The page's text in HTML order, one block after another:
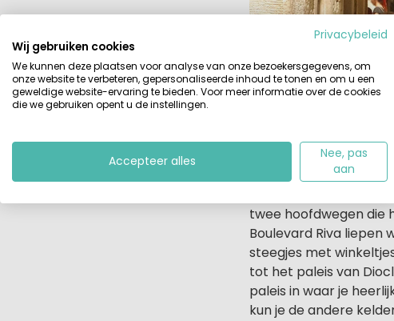
De ommuurde stad
twee hoofdwegen die
Boulevard Riva liepen
steegjes met
tot het paleis van
paleis in waar je
kun je de andere
Privacybeleid
Wij gebruiken cookies
We kunnen deze plaatsen voor analyse van onze bezoekersgegevens, om
onze website te verbeteren, gepersonaliseerde inhoud te tonen en om u een
geweldige website-ervaring te bieden. Voor meer informatie over de cookies
die we gebruiken opent u de instellingen.
Accepteer alles
Nee, pas
aan